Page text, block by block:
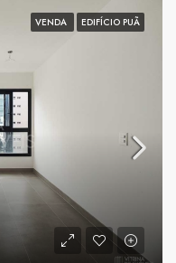
VENDA EDIFÍCIO PUÃ